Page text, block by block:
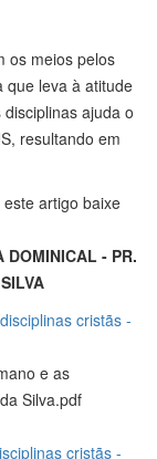
os meios pelos
que leva à atitude
ajuda o
resultando em
artigo baixe
DOMINICAL - PR.
cristãs -
e as
Silva.pdf
cristãs -